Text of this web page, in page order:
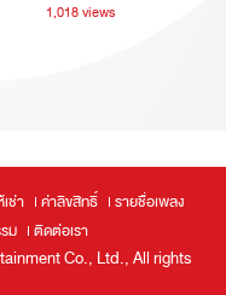
1,018 views
ช่า ค่าลิขสิทธิ์
รายชื่อเพลง
ม ติดต่อเรา
Co., Ltd., All rights